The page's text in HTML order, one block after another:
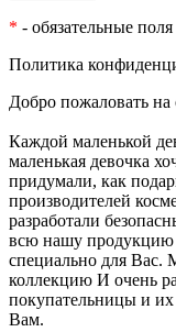
* - обязательные поля
Политика
Добро пожаловать на
Каждой маленькой
маленькая девочка
придумали, как
производителей
разработали
всю нашу продукцию
специально для
коллекцию И очень
покупательницы и
Вам.